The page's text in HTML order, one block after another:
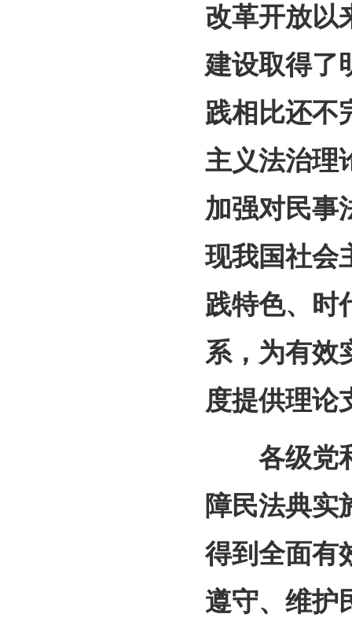
改革开放以
建设取得了
践相比还不
主义法治理
加强对民事
现我国社会
践特色、时
系，为有效
度提供理论
各级党和
障民法典实
得到全面有
遵守、维护